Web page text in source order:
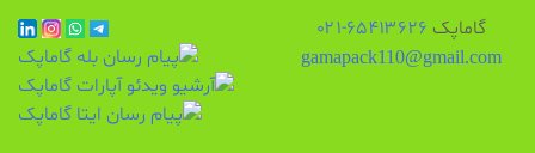
گاماپک ۶۵۴۱۳۶۲۶-۰۲۱
gamapack110@gmail.com